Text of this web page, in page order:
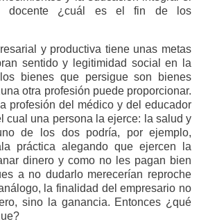
docente ¿cuál es el fin de los
y productiva tiene unas metas
sentido y legitimidad social en la
bienes que persigue son bienes
otra profesión puede proporcionar.
profesión del médico y del educador
cual una persona la ejerce: la salud y
de los dos podría, por ejemplo,
práctica alegando que ejercen la
dinero y como no les pagan bien
a no dudarlo merecerían reproche
la finalidad del empresario no
sino la ganancia. Entonces ¿qué